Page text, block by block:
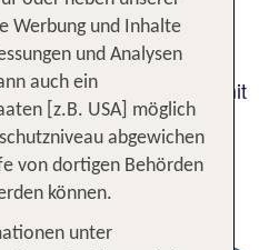
spektakuläre Kulisse,
überragt die von der
Stadt. Südlich von
zerklüftete Amalfiküste mit
Positano.
inkl. Flug -
Angebote
Werbung und Inhalte
und Analysen
auch ein
[z.B. USA] möglich
abgewichen
von dortigen Behörden
können.
unter